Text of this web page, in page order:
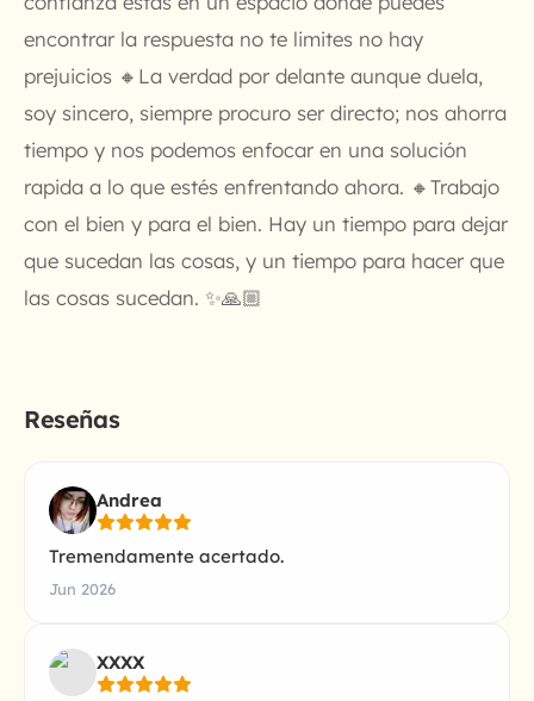
encontrar la respuesta no te limites no hay
prejuicios 🔸La verdad por delante aunque duela,
soy sincero, siempre procuro ser directo; nos ahorra
tiempo y nos podemos enfocar en una solución
rapida a lo que estés enfrentando ahora. 🔸Trabajo
con el bien y para el bien. Hay un tiempo para dejar
que sucedan las cosas, y un tiempo para hacer que
las cosas sucedan. ✨🙏🏼
Reseñas
Andrea
Tremendamente acertado.
Jun 2026
XXXX